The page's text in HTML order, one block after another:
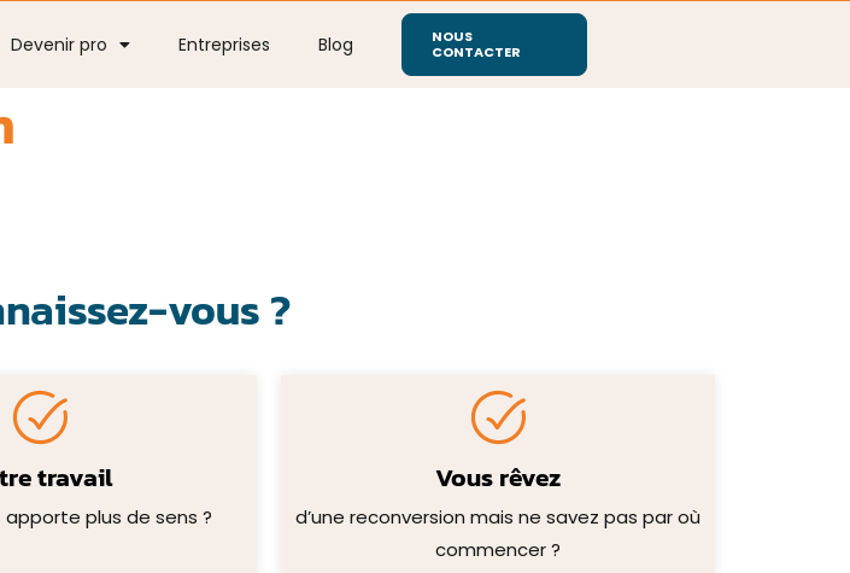
Devenir pro Entreprises Blog
NOUS
CONTACTER
vous ?
travail
plus de sens ?
Vous rêvez
d’une reconversion mais ne savez pas par où
commencer ?